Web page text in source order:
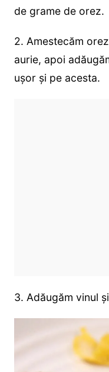
de grame de orez.
2. Amestecăm
aurie, apoi
ușor și pe acesta.
3. Adăugăm vinul